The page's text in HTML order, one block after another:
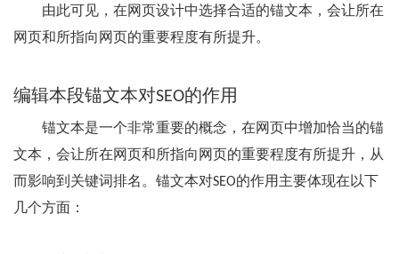
由此可见，在网页设计中选择合适的锚文本，会让所在
网页和所指向网页的重要程度有所提升。
编辑本段锚文本对SEO的作用
锚文本是一个非常重要的概念，在网页中增加恰当的锚
文本，会让所在网页和所指向网页的重要程度有所提升，从
而影响到关键词排名。锚文本对SEO的作用主要体现在以下
几个方面：